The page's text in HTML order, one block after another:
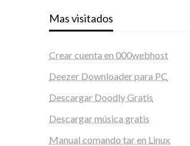
Mas visitados
Crear cuenta en 000webhost
Deezer Downloader para PC
Descargar Doodly Gratis
Descargar música gratis
Manual comando tar en Linux